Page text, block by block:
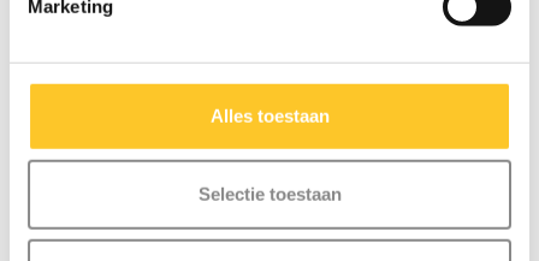
Marketing
Alles toestaan
Selectie toestaan